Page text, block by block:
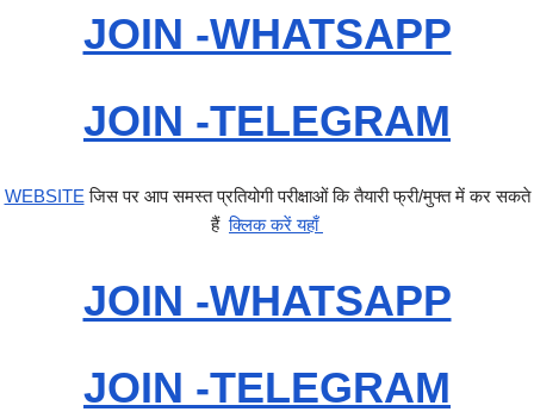
JOIN -WHATSAPP
JOIN -TELEGRAM
WEBSITE जिस पर आप समस्त प्रतियोगी परीक्षाओं कि तैयारी फ्री/मुफ्त में कर सकते
हैंक्लिक करें यहाँ
JOIN -WHATSAPP
JOIN -TELEGRAM